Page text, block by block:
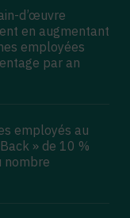
d’œuvre
en augmentant
employées
par an
employés au
» de 10 %
nombre